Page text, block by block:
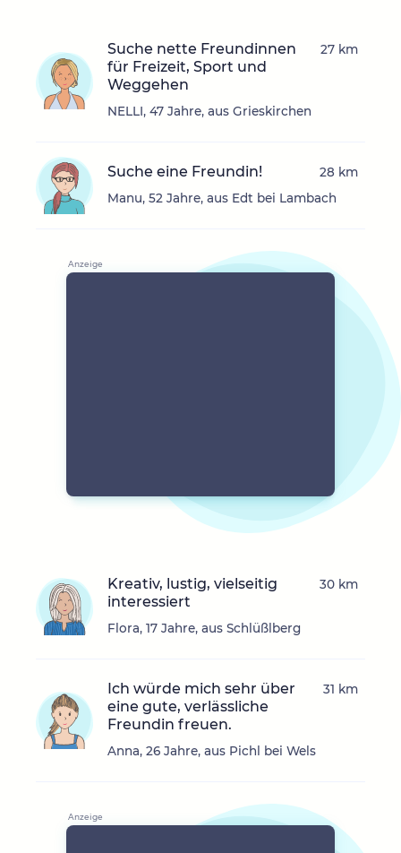
Suche nette Freundinnen
für Freizeit, Sport und
Weggehen
NELLI, 47 Jahre, aus Grieskirchen
27 km
Suche eine Freundin!
Manu, 52 Jahre, aus Edt bei Lambach
28 km
Kreativ, lustig, vielseitig
interessiert
Flora, 17 Jahre, aus Schlüßlberg
30 km
Ich würde mich sehr über
eine gute, verlässliche
Freundin freuen.
Anna, 26 Jahre, aus Pichl bei Wels
31 km